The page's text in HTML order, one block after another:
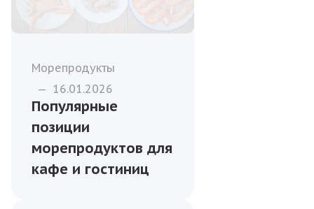
Морепродукты
— 16.01.2026
Популярные
позиции
морепродуктов для
кафе и гостиниц